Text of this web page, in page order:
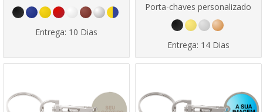
Entrega: 10 Dias
Porta-chaves personalizado
Entrega: 14 Dias